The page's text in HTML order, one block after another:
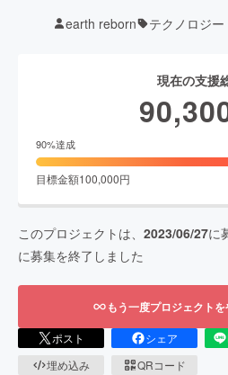
earth reborn テクノロジ
現在の支援
90%達成
目標金額100,000円
このプロジェクトは、 2023/06/27に
に募集を終了しました
もう一度プロジェクト
ポスト シェア
埋め込み
QRコード